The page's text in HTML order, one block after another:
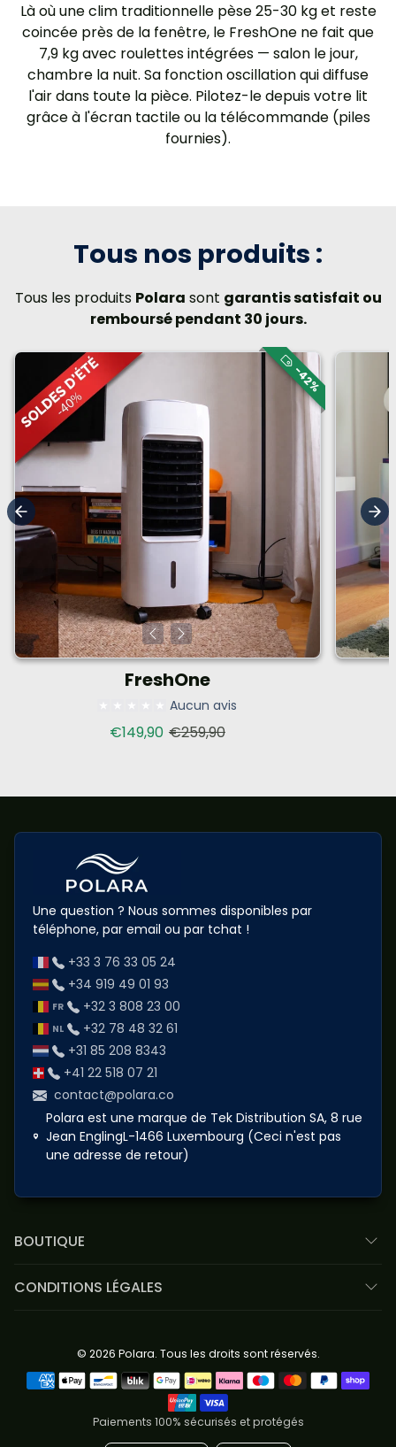
Là où une clim traditionnelle pèse 25-30 kg et reste
coincée près de la fenêtre, le FreshOne ne fait que
7,9 kg avec roulettes intégrées — salon le jour,
chambre la nuit. Sa fonction oscillation qui diffuse
l'air dans toute la pièce. Pilotez-le depuis votre lit
grâce à l'écran tactile ou la télécommande (piles
fournies).
Tous nos produits :
Tous les produits Polara sont garantis satisfait ou
remboursé pendant 30 jours.
-42%
FreshOne
Aucun avis
Prix de vente
€149,90 Prix habituel
€259,90
Une question ? Nous sommes disponibles par
téléphone, par email ou par tchat !
+33 3 76 33 05 24
+34 919 49 01 93
+32 3 808 23 00
+32 78 48 32 61
+31 85 208 8343
+41 22 518 07 21
contact@polara.co
Polara est une marque de Tek Distribution SA, 8 rue
Jean EnglingL-1466 Luxembourg (Ceci n'est pas
une adresse de retour)
BOUTIQUE
CONDITIONS LÉGALES
© 2026 Polara. Tous les droits sont réservés.
Méthodes de paiement
Paiements 100% sécurisés et protégés